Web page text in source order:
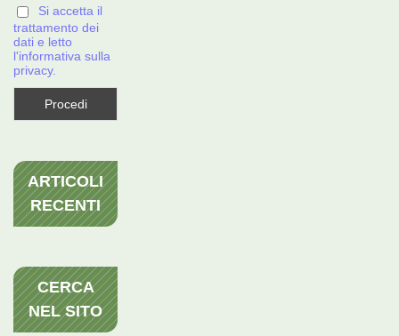
Si accetta il
trattamento dei
dati e letto
l'informativa sulla
privacy.
ARTICOLI
RECENTI
CERCA
NEL SITO